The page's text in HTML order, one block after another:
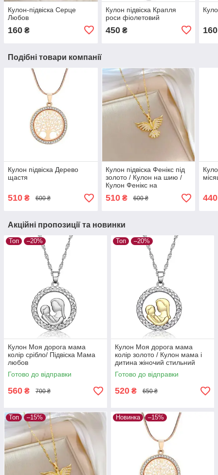
Кулон-підвіска Серце
Любов
160 ₴
Кулон підвіска Крапля
роси фіолетовий
450₴ 160
Подібні товари компанії
Кулон підвіска Дерево
щастя
510 ₴ 600 ₴
Кулон підвіска Фенікс під
золото / Кулон на шию /
Кулон Фенікс на
ланцюжку, підвіска птах
Фенікс, символ
510₴ 600 ₴ 440
Акційні пропозиції та новинки
Топ –20%
Кулон Моя дорога мама
колір срібло/ Підвіска Мама
любов
Готово до відправки
560 ₴ 700 ₴
Топ –20%
Кулон Моя дорога мама
колір золото / Кулон мама і
дитина жіночий стильний
подарунок для мами
Готово до відправки
520 ₴ 650 ₴
Топ –15% Новинка –15%